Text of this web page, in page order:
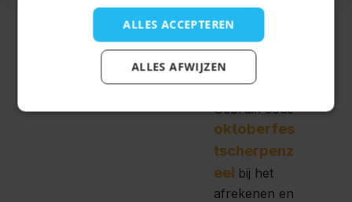
Dirndls in
bijna elke
kleur, lengte
en design.
Gebruik code
oktoberfes
tscherpenz
eel bij het
afrekenen en
ALLES ACCEPTEREN
ALLES AFWIJZEN